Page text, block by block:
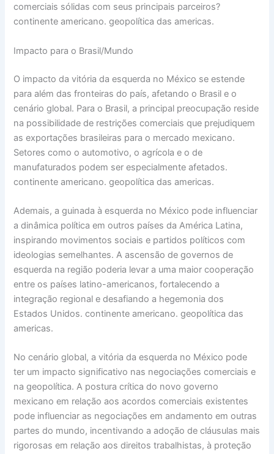
comerciais sólidas com seus principais parceiros?
continente americano. geopolítica das americas.
Impacto para o Brasil/Mundo
O impacto da vitória da esquerda no México se estende
para além das fronteiras do país, afetando o Brasil e o
cenário global. Para o Brasil, a principal preocupação reside
na possibilidade de restrições comerciais que prejudiquem
as exportações brasileiras para o mercado mexicano.
Setores como o automotivo, o agrícola e o de
manufaturados podem ser especialmente afetados.
continente americano. geopolítica das americas.
Ademais, a guinada à esquerda no México pode influenciar
a dinâmica política em outros países da América Latina,
inspirando movimentos sociais e partidos políticos com
ideologias semelhantes. A ascensão de governos de
esquerda na região poderia levar a uma maior cooperação
entre os países latino-americanos, fortalecendo a
integração regional e desafiando a hegemonia dos
Estados Unidos. continente americano. geopolítica das
americas.
No cenário global, a vitória da esquerda no México pode
ter um impacto significativo nas negociações comerciais e
na geopolítica. A postura crítica do novo governo
mexicano em relação aos acordos comerciais existentes
pode influenciar as negociações em andamento em outras
partes do mundo, incentivando a adoção de cláusulas mais
rigorosas em relação aos direitos trabalhistas, à proteção